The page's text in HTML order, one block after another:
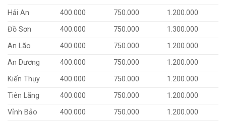
Hải An
400.000 750.000
1.200.000
Đồ Sơn
400.000 750.000
1.300.000
An Lão
400.000 750.000
1.200.000
An Dương
400.000 750.000
1.200.000
Kiến Thụy
400.000 750.000
1.200.000
Tiên Lãng
400.000 750.000
1.200.000
Vỉnh Bảo
400.000 750.000
1.200.000